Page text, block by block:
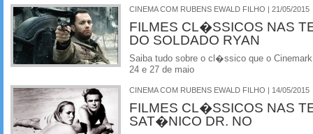
CINEMA COM RUBENS EWALD FILHO | 21/05/2015
FILMES CL�SSICOS NAS
DO SOLDADO RYAN
Saiba tudo sobre o cl�ssico que o
24 e 27 de maio
CINEMA COM RUBENS EWALD FILHO | 14/05/2015
FILMES CL�SSICOS NAS
SAT�NICO DR. NO